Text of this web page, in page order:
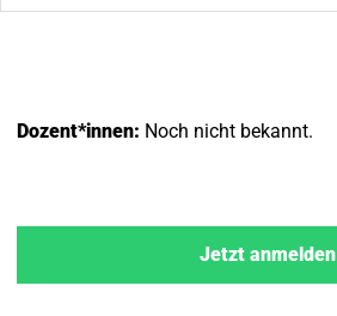
Dozent*innen: Noch nicht bekannt.
Jetzt anmelden